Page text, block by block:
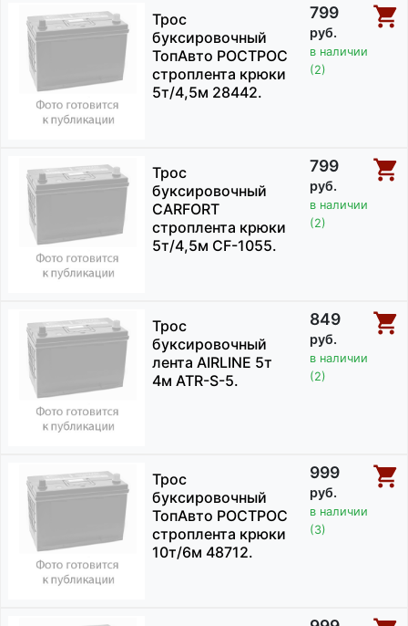
Трос
буксировочный
ТопАвто РОСТРОС
строплента крюки
5т/4,5м 28442.
799
руб.
в наличии
(2)
Трос
буксировочный
CARFORT
строплента крюки
5т/4,5м CF-1055.
799
руб.
в наличии
(2)
Трос
буксировочный
лента AIRLINE 5т
4м ATR-S-5.
849
руб.
в наличии
(2)
Трос
буксировочный
ТопАвто РОСТРОС
строплента крюки
10т/6м 48712.
999
руб.
в наличии
(3)